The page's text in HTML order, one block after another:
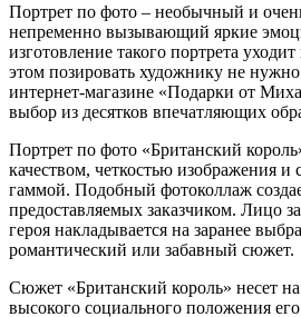
Портрет по фото – необычный и
непременно вызывающий яркие
изготовление такого портрета
этом позировать художнику не
интернет-магазине «Подарки от
выбор из десятков впечатляющих
Портрет по фото «Британский
качеством, четкостью изображения и
гаммой. Подобный фотоколлаж
предоставляемых заказчиком. Лицо
героя накладывается на заранее
романтический или забавный сюжет.
Сюжет «Британский король» несет
высокого социального положения